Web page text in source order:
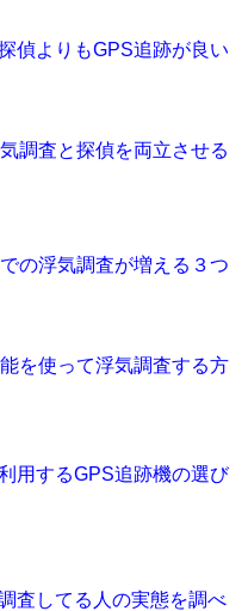
偵よりもGPS追跡が良い
調査と探偵を両立させる
の浮気調査が増える３つ
を使って浮気調査する方
用するGPS追跡機の選び
査してる人の実態を調べ